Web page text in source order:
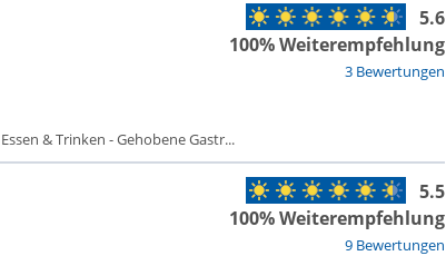
3 Bewertungen
5.6
100% Weiterempfehlung
Essen & Trinken - Gehobene Gastr...
9 Bewertungen
5.5
100% Weiterempfehlung